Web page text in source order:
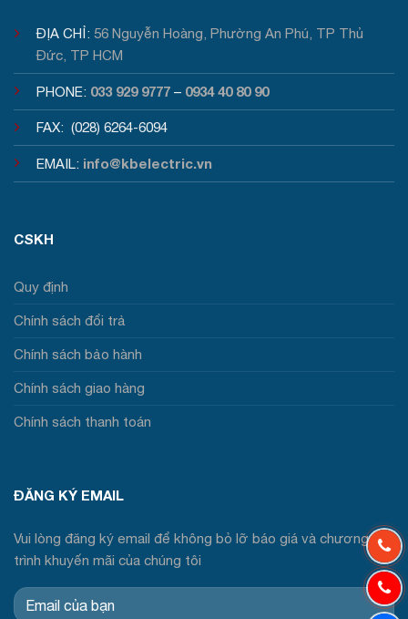
ĐỊA CHỈ: 56 Nguyễn Hoàng, Phường An Phú, TP Thủ
Đức, TP HCM
PHONE: 033 929 9777 – 0934 40 80 90
FAX: (028) 6264-6094
EMAIL: info@kbelectric.vn
CSKH
Quy định
Chính sách đổi trả
Chính sách bảo hành
Chính sách giao hàng
Chính sách thanh toán
ĐĂNG KÝ EMAIL
Vui lòng đăng ký email để không bỏ lỡ báo giá và chương
trình khuyến mãi của chúng tôi